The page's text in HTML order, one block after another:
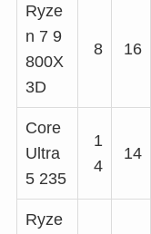
Ryze
n 7 9
800X
3D
8 16
Core
Ultra
5 235
1
4
14
Ryze